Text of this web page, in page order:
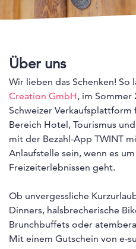
Über uns
Wir lieben das Schenken! So
Creation GmbH , im Sommer
Schweizer Verkaufsplattform
Bereich Hotel, Tourismus
mit der Bezahl-App TWINT
Anlaufstelle sein, wenn es
Freizeiterlebnissen geht.
Ob unvergessliche
Dinners, halsbrecherische
Brunchbuffets oder
Mit einem Gutschein von e-